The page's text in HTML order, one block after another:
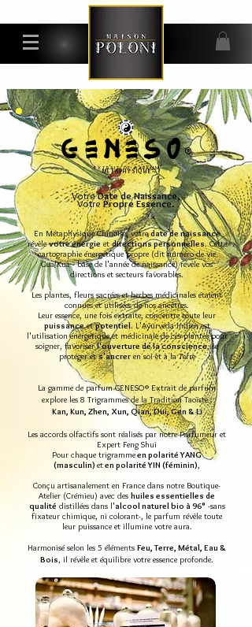
GENESo®
EXTRAIT DE PARFUM
METAPHYSIQUE
VotreDate de Naissance,
VotrePropre Essence.
En Métaphysique Chinoise, votredate de naissance
révèlevotre énergieetdirections personnelles. Cette
cartographie énergétique propre (dit numéro de vie
Gua/Kua - base de l'année de naissance) révèle vos
directions et secteurs favorables.
Les plantes, fleurs sacrées et herbes médicinales étaient
connues et utilisées de nos ancêtres.
Leur essence, une fois extraite, concentre toute leur
puissanceetpotentiel. L'Ayurvéda Indien est
l'utilisation énergétique et médicinale de ces plantes pour
soigner, favoriserl'ouverture de la conscience, se
protéger ets'ancreren soi et à la Terre
La gamme de parfum GENESO® Extrait de parfum
explore les 8 Trigrammes de la Tradition Taoïste :
Kan, Kun, Zhen, Xun, Qian, Dui, Gen & Li
Les accords olfactifs sont réalisés par notre Parfumeur et
Expert Feng Shui
Pour chaque trigrammeen polarité YANG
(masculin) eten polarité YIN (féminin),
Conçu artisanalement en France dans notre Boutique-
Atelier (Crémieu) avec des huiles essentielles de
qualité distillées dans l'alcool naturel bio à 96° -sans
fixateur chimique, ni colorant-, le parfum révèle toute
leur puissance et illumine votre aura.
Harmonisé selon les 5 éléments Feu, Terre, Métal, Eau &
Bois, il révèle et équilibre votre essence profonde.